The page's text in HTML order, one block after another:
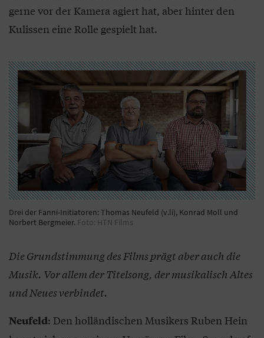
gerne vor der Kamera agiert hat, aber hinter den
Kulissen eine Rolle gespielt hat.
Drei der Fanni-Initiatoren: Thomas Neufeld (v.li), Konrad Moll und
Norbert Bergmeier. Foto: HTN Films
Die Grundstimmung des Films prägt aber auch die
Musik. Vor allem der Titelsong, der musikalisch Altes
und Neues verbindet.
Neufeld: Den holländischen Musikers Ruben Hein